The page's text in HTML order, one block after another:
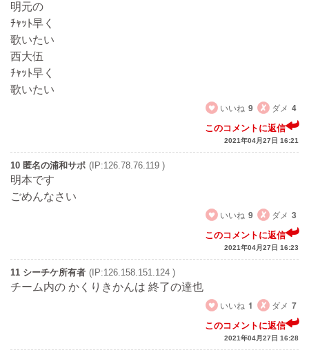
明元の
ﾁｬｯﾄ早く
歌いたい
西大伍
ﾁｬｯﾄ早く
歌いたい
いいね 9 ダメ 4
このコメントに返信
2021年04月27日 16:21
10 匿名の浦和サポ (IP:126.78.76.119 )
明本です
ごめんなさい
いいね 9 ダメ 3
このコメントに返信
2021年04月27日 16:23
11 シーチケ所有者 (IP:126.158.151.124 )
チーム内の かくりきかんは 終了の達也
いいね 1 ダメ 7
このコメントに返信
2021年04月27日 16:28